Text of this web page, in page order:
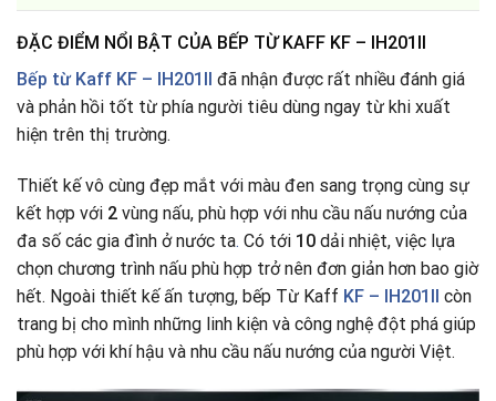
ĐẶC ĐIỂM NỔI BẬT CỦA BẾP TỪ KAFF KF – IH201II
Bếp từ Kaff KF – IH201II đã nhận được rất nhiều đánh giá
và phản hồi tốt từ phía người tiêu dùng ngay từ khi xuất
hiện trên thị trường.
Thiết kế vô cùng đẹp mắt với màu đen sang trọng cùng sự
kết hợp với 2 vùng nấu, phù hợp với nhu cầu nấu nướng của
đa số các gia đình ở nước ta. Có tới 10 dải nhiệt, việc lựa
chọn chương trình nấu phù hợp trở nên đơn giản hơn bao giờ
hết. Ngoài thiết kế ấn tượng, bếp Từ Kaff KF – IH201II còn
trang bị cho mình những linh kiện và công nghệ đột phá giúp
phù hợp với khí hậu và nhu cầu nấu nướng của người Việt.